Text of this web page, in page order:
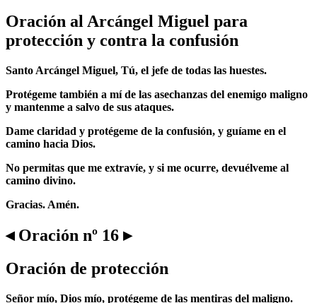
Oración al Arcángel Miguel para
protección y contra la confusión
Santo Arcángel Miguel, Tú, el jefe de todas las huestes.
Protégeme también a mí de las asechanzas del enemigo maligno
y mantenme a salvo de sus ataques.
Dame claridad y protégeme de la confusión, y guíame en el
camino hacia Dios.
No permitas que me extravíe, y si me ocurre, devuélveme al
camino divino.
Gracias. Amén.
◂ Oración nº 16 ▸
Oración de protección
Señor mío, Dios mío, protégeme de las mentiras del maligno.